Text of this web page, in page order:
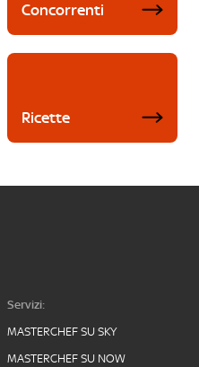
Concorrenti
Ricette
Servizi:
MASTERCHEF SU SKY
MASTERCHEF SU NOW